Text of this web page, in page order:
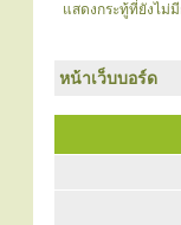
แสดงกระทู้ที่ยังไม่
หน้าเว็บบอร์ด